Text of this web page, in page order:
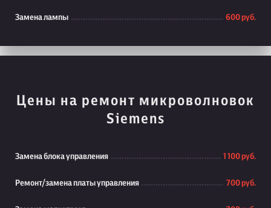
Замена лампы 600 руб.
Цены на ремонт микроволновок
Siemens
Замена блока управления 1 100 руб.
Ремонт/замена платы управления 700 руб.